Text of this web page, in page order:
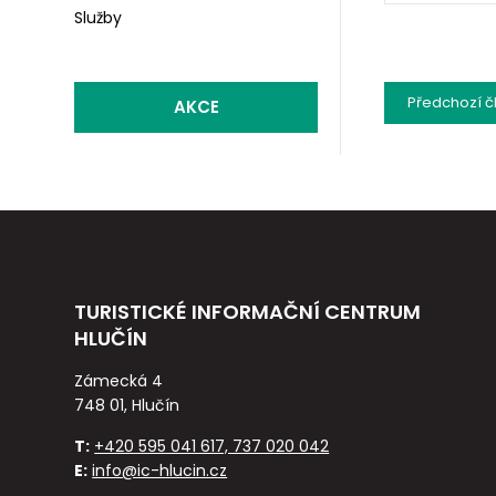
Služby
AKCE Předchozí
TURISTICKÉ INFORMAČNÍ CENTRUM
HLUČÍN
Zámecká 4
748 01, Hlučín
T: +420 595 041 617, 737 020 042
E: info@ic-hlucin.cz